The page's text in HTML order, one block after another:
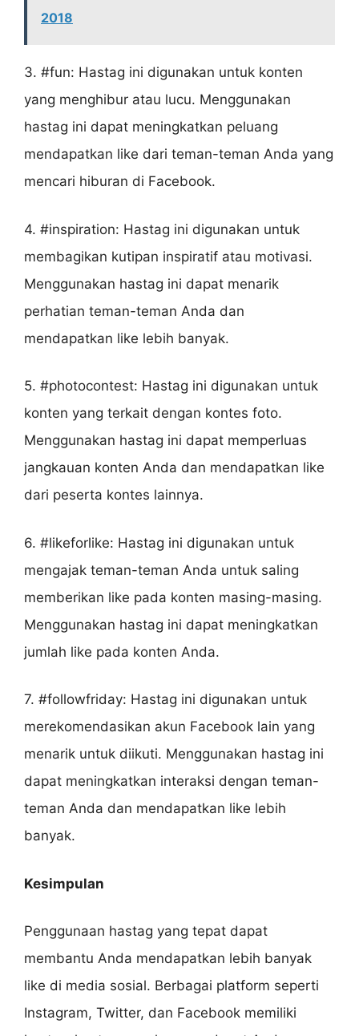
2018
3. #fun: Hastag ini digunakan untuk konten
yang menghibur atau lucu. Menggunakan
hastag ini dapat meningkatkan peluang
mendapatkan like dari teman-teman Anda yang
mencari hiburan di Facebook.
4. #inspiration: Hastag ini digunakan untuk
membagikan kutipan inspiratif atau motivasi.
Menggunakan hastag ini dapat menarik
perhatian teman-teman Anda dan
mendapatkan like lebih banyak.
5. #photocontest: Hastag ini digunakan untuk
konten yang terkait dengan kontes foto.
Menggunakan hastag ini dapat memperluas
jangkauan konten Anda dan mendapatkan like
dari peserta kontes lainnya.
6. #likeforlike: Hastag ini digunakan untuk
mengajak teman-teman Anda untuk saling
memberikan like pada konten masing-masing.
Menggunakan hastag ini dapat meningkatkan
jumlah like pada konten Anda.
7. #followfriday: Hastag ini digunakan untuk
merekomendasikan akun Facebook lain yang
menarik untuk diikuti. Menggunakan hastag ini
dapat meningkatkan interaksi dengan teman-
teman Anda dan mendapatkan like lebih
banyak.
Kesimpulan
Penggunaan hastag yang tepat dapat
membantu Anda mendapatkan lebih banyak
like di media sosial. Berbagai platform seperti
Instagram, Twitter, dan Facebook memiliki